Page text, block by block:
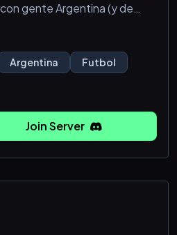
gente Argentina (y de
que es un servidor
lo que va)
(mentira) qué acepta
raro que vos tengas, ya sea
Argentina
Futbol
Join Server